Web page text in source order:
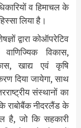
व हिमाचल के
लिया है।
द्वारा कोऑपरेटिव
विकास,
खाद्य एवं कृषि
दिया जायेगा, साथ
संस्थानों का
राबोबैंक नीदरलैंड के
है, जो कि सहकारी